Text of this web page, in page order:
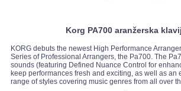
Korg PA700 aranžerska
KORG debuts the newest High Performance
Series of Professional Arrangers, the Pa700. The
sounds (featuring Defined Nuance Control for
keep performances fresh and exciting, as well as an
range of styles covering music genres from all over